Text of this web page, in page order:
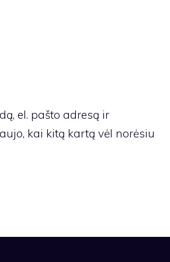
el. pašto adresą ir
kai kitą kartą vėl norėsiu